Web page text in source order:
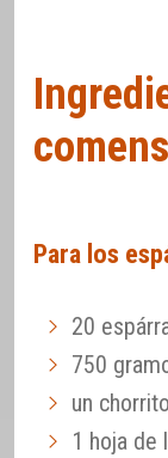
Para los
20
750
un
1 hoja de